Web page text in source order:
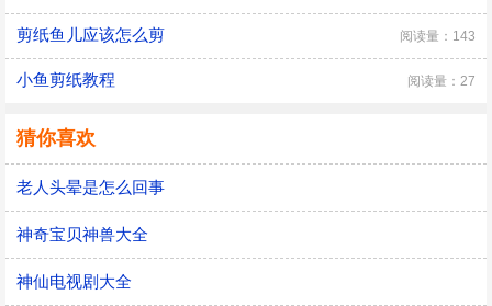
剪纸鱼儿应该怎么剪 阅读量：143
小鱼剪纸教程 阅读量：27
猜你喜欢
老人头晕是怎么回事
神奇宝贝神兽大全
神仙电视剧大全